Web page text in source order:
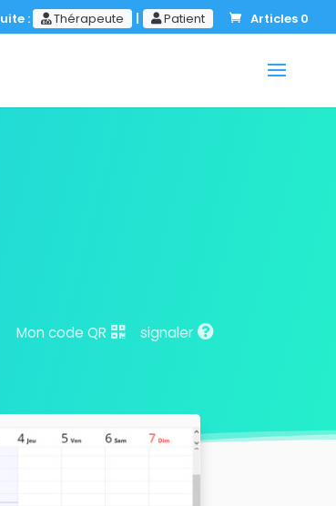
: Thérapeute | Patient Articles 0
signaler
Mon code QR